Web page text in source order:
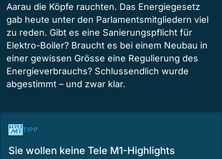
Aarau die Köpfe rauchten. Das Energiegesetz
gab heute unter den Parlamentsmitgliedern viel
zu reden. Gibt es eine Sanierungspflicht für
Elektro-Boiler? Braucht es bei einem Neubau in
einer gewissen Grösse eine Regulierung des
Energieverbrauchs? Schlussendlich wurde
abgestimmt – und zwar klar.
TIPP
Sie wollen keine Tele M1-Highlights